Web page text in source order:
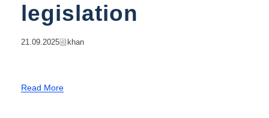
legislation
21.09.2025 Khan
Read More